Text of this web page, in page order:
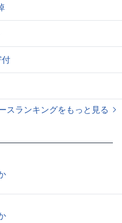
スランキングをもっと見る